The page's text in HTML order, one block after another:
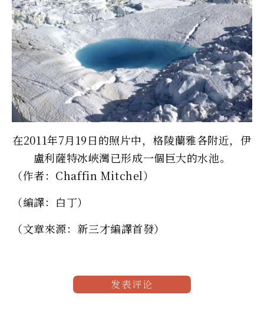
在2011年7月19日的照片中，格陵蘭雅各附近，伊
盧利薩特冰峽灣已形成一個巨大的水池。
（作者：Chaffin Mitchel）
（編譯：白丁）
（文章來源：新三才編譯首發）
发表评论